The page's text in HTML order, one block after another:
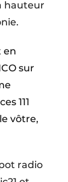
hauteur
en
sur
111
vôtre,
radio